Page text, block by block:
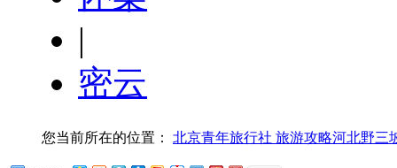
|
密云
您当前所在的位置： 北京青年旅行社 旅游攻略河北野三